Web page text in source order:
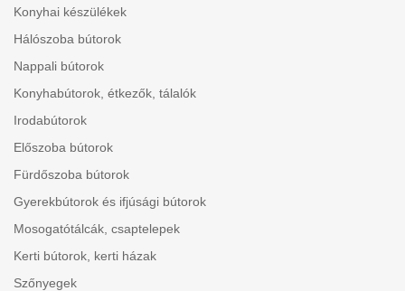
Konyhai készülékek
Hálószoba bútorok
Nappali bútorok
Konyhabútorok, étkezők, tálalók
Irodabútorok
Előszoba bútorok
Fürdőszoba bútorok
Gyerekbútorok és ifjúsági bútorok
Mosogatótálcák, csaptelepek
Kerti bútorok, kerti házak
Szőnyegek